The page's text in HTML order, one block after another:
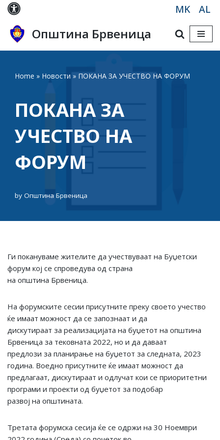
Skip
to
content
MK AL
Општина Брвеница
Home » Новости » ПОКАНА ЗА УЧЕСТВО НА ФОРУМ
ПОКАНА ЗА
УЧЕСТВО НА
ФОРУМ
by Општина Брвеница
Ги покануваме жителите да учествуваат на Буџетски
форум кој се спроведува од страна
на општина Брвеница.
На форумските сесии присутните преку своето учество
ќе имаат можност да се запознаат и да
дискутираат за реализацијата на буџетот на општина
Брвеница за тековната 2022, но и да даваат
предлози за планирање на буџетот за следната, 2023
година. Воедно присутните ќе имаат можност да
предлагаат, дискутираат и одлучат кои се приоритетни
програми и проекти од буџетот за подобар
развој на општината.
Третата форумска сесија ќе се одржи на 30 Ноември